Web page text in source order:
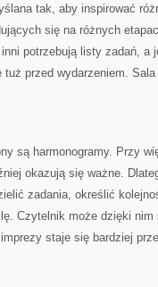
tak, aby inspirować
się na różnych
potrzebują listy zadań,
tuż przed wydarzeniem.
są harmonogramy. Przy
okazują się ważne.
zadania, określić
Czytelnik może dzięki nim
staje się bardziej